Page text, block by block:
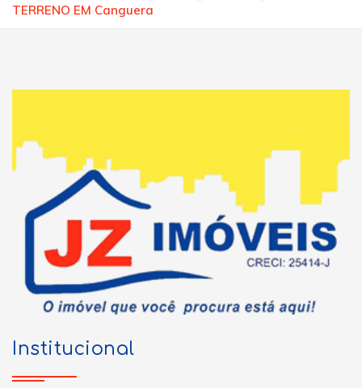
TERRENO EM Canguera
Institucional